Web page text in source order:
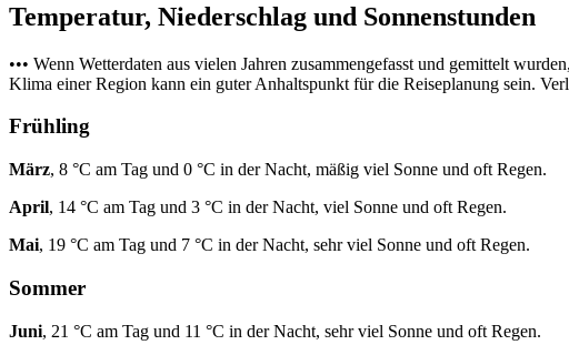
Temperatur, Niederschlag und Sonnenstunden
••• Wenn Wetterdaten aus vielen Jahren zusammengefasst und gemittelt
Klima einer Region kann ein guter Anhaltspunkt für die Reiseplanung sein.
Frühling
März, 8 °C am Tag und 0 °C in der Nacht, mäßig viel Sonne und oft Regen.
April, 14 °C am Tag und 3 °C in der Nacht, viel Sonne und oft Regen.
Mai, 19 °C am Tag und 7 °C in der Nacht, sehr viel Sonne und oft Regen.
Sommer
Juni, 21 °C am Tag und 11 °C in der Nacht, sehr viel Sonne und oft Regen.